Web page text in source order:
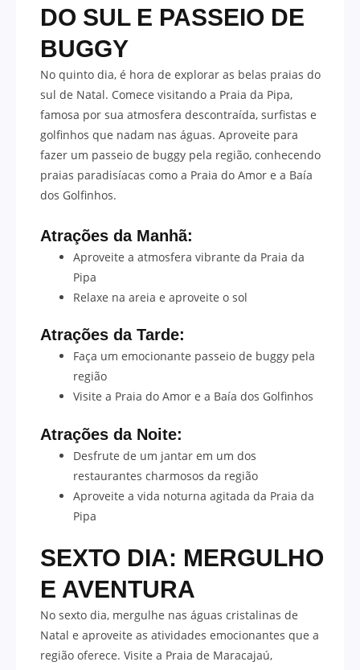
DO SUL E PASSEIO DE
BUGGY
No quinto dia, é hora de explorar as belas praias do
sul de Natal. Comece visitando a Praia da Pipa,
famosa por sua atmosfera descontraída, surfistas e
golfinhos que nadam nas águas. Aproveite para
fazer um passeio de buggy pela região, conhecendo
praias paradisíacas como a Praia do Amor e a Baía
dos Golfinhos.
Atrações da Manhã:
Aproveite a atmosfera vibrante da Praia da
Pipa
Relaxe na areia e aproveite o sol
Atrações da Tarde:
Faça um emocionante passeio de buggy pela
região
Visite a Praia do Amor e a Baía dos Golfinhos
Atrações da Noite:
Desfrute de um jantar em um dos
restaurantes charmosos da região
Aproveite a vida noturna agitada da Praia da
Pipa
SEXTO DIA: MERGULHO
E AVENTURA
No sexto dia, mergulhe nas águas cristalinas de
Natal e aproveite as atividades emocionantes que a
região oferece. Visite a Praia de Maracajaú,